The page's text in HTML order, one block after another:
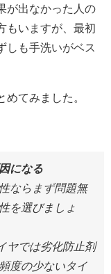
が出なかった人の
もいますが、最初
しも手洗いがベス
てみました。
になる
ならまず問題無
を選びましょ
ヤでは劣化防止剤
度の少ないタイ